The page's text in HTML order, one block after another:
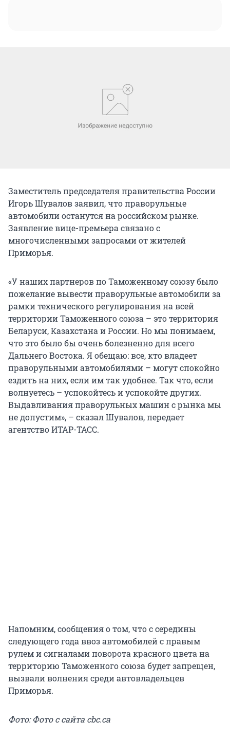
Заместитель председателя правительства России
Игорь Шувалов заявил, что праворульные
автомобили останутся на российском рынке.
Заявление вице-премьера связано с
многочисленными запросами от жителей
Приморья.
«У наших партнеров по Таможенному союзу было
пожелание вывести праворульные автомобили за
рамки технического регулирования на всей
территории Таможенного союза – это территория
Беларуси, Казахстана и России. Но мы понимаем,
что это было бы очень болезненно для всего
Дальнего Востока. Я обещаю: все, кто владеет
праворульными автомобилями – могут спокойно
ездить на них, если им так удобнее. Так что, если
волнуетесь – успокойтесь и успокойте других.
Выдавливания праворульных машин с рынка мы
не допустим», – сказал Шувалов, передает
агентство ИТАР-ТАСС.
Напомним, сообщения о том, что с середины
следующего года ввоз автомобилей с правым
рулем и сигналами поворота красного цвета на
территорию Таможенного союза будет запрещен,
вызвали волнения среди автовладельцев
Приморья.
Фото: Фото с сайта cbc.ca